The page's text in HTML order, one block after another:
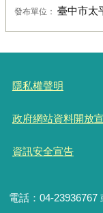
發布單位： 臺中市太
隱私權聲明
政府網站資料開放
資訊安全宣告
電話：04-23936767